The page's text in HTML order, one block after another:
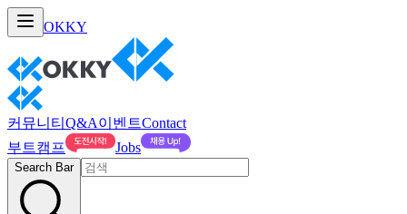
OKKY
커뮤니티 Q&A이벤트Contact
부트캠프
Jobs
Search Bar